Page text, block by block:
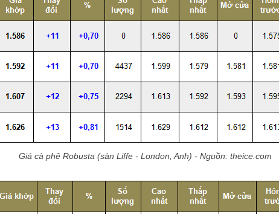
Giá cà phê Robusta (sàn Liffe - London, Anh) - Nguồn: theice.com